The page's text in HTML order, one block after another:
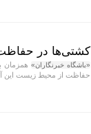
کشتی‌ها در
«باشگاه خبرنگاران» همزمان
حفاظت از محیط زیست این